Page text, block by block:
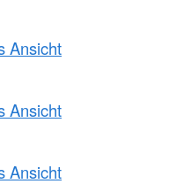
Ansicht
Ansicht
Ansicht